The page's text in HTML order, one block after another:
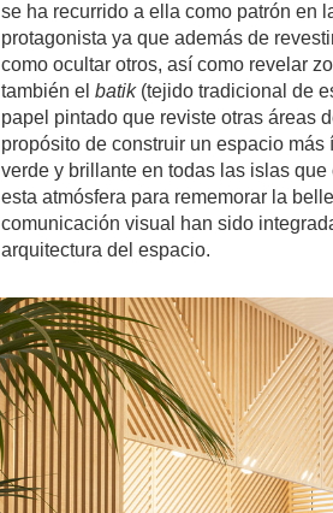
se ha recurrido a ella como patrón en
protagonista ya que además de
como ocultar otros, así como revelar
también elbatik(tejido tradicional de
papel pintado que reviste otras áreas
propósito de construir un espacio
verde y brillante en todas las islas
esta atmósfera para rememorar la
comunicación visual han sido
arquitectura del espacio.